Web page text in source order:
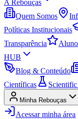
A Rebouças
Quem Somos
Políticas Institucionais
Transparência
HUB
Blog & Conteúdo
Científicas
Minha Rebouças
Acessar minha área